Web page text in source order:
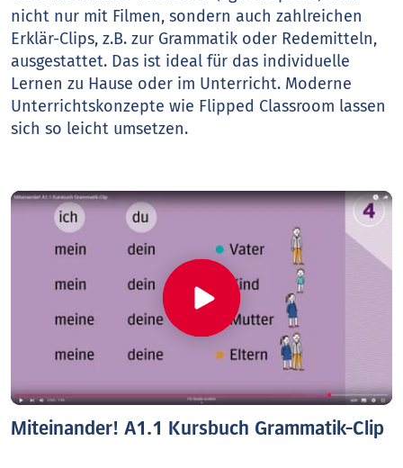
nicht nur mit Filmen, sondern auch zahlreichen
Erklär-Clips, z.B. zur Grammatik oder Redemitteln,
ausgestattet. Das ist ideal für das individuelle
Lernen zu Hause oder im Unterricht. Moderne
Unterrichtskonzepte wie Flipped Classroom lassen
sich so leicht umsetzen.
Miteinander! A1.1 Kursbuch Grammatik-Clip